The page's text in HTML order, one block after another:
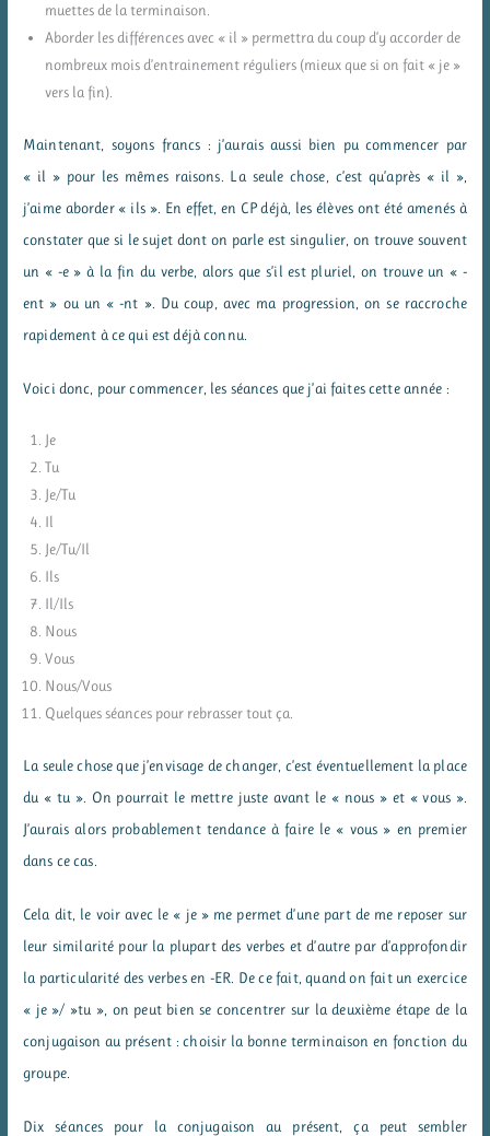
muettes de la terminaison.
Aborder les différences avec « il » permettra du coup d’y accorder de
nombreux mois d’entrainement réguliers (mieux que si on fait « je »
vers la fin).
Maintenant, soyons francs : j’aurais aussi bien pu commencer par
« il » pour les mêmes raisons. La seule chose, c’est qu’après « il »,
j’aime aborder « ils ». En effet, en CP déjà, les élèves ont été amenés à
constater que si le sujet dont on parle est singulier, on trouve souvent
un « -e » à la fin du verbe, alors que s’il est pluriel, on trouve un « -
ent » ou un « -nt ». Du coup, avec ma progression, on se raccroche
rapidement à ce qui est déjà connu.
Voici donc, pour commencer, les séances que j’ai faites cette année :
Je
Tu
Je/Tu
Il
Je/Tu/Il
Ils
Il/Ils
Nous
Vous
Nous/Vous
Quelques séances pour rebrasser tout ça.
La seule chose que j’envisage de changer, c’est éventuellement la place
du « tu ». On pourrait le mettre juste avant le « nous » et « vous ».
J’aurais alors probablement tendance à faire le « vous » en premier
dans ce cas.
Cela dit, le voir avec le « je » me permet d’une part de me reposer sur
leur similarité pour la plupart des verbes et d’autre par d’approfondir
la particularité des verbes en -ER. De ce fait, quand on fait un exercice
« je »/ »tu », on peut bien se concentrer sur la deuxième étape de la
conjugaison au présent : choisir la bonne terminaison en fonction du
groupe.
Dix séances pour la conjugaison au présent, ça peut sembler